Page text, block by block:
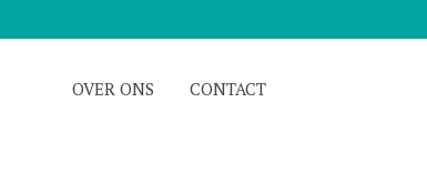
OVER ONS CONTACT